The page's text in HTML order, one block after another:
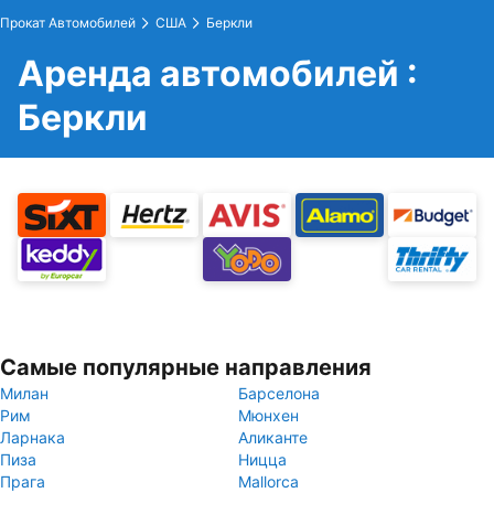
Прокат Автомобилей США Беркли
Аренда автомобилей :
Беркли
Самые популярные направления
Милан
Барселона
Рим
Мюнхен
Ларнака
Аликанте
Пиза
Ницца
Прага
Mallorca